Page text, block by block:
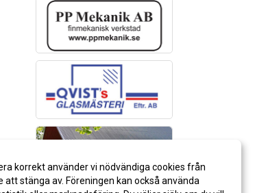
korrekt använder vi nödvändiga cookies från
att stänga av. Föreningen kan också använda